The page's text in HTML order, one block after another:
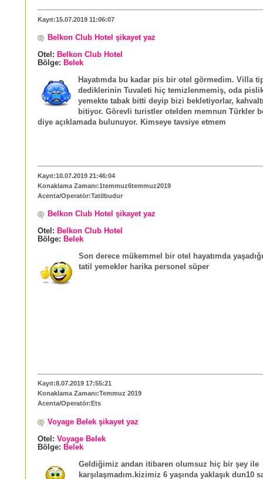
Kayıt:15.07.2019 11:06:07
Belkon Club Hotel şikayet yaz
Otel: Belkon Club Hotel
Bölge: Belek
Hayatımda bu kadar pis bir otel görmedim. Villa
dediklerinin Tuvaleti hiç temizlenmemiş, oda
yemekte tabak bitti deyip bizi bekletiyorlar,
bitiyor. Görevli turistler otelden memnun Türkler
diye açıklamada bulunuyor. Kimseye tavsiye etmem
Kayıt:10.07.2019 21:46:04
Konaklama Zamanı:1temmuz6temmuz2019
Acenta/Operatör:Tatilbudur
Belkon Club Hotel şikayet yaz
Otel: Belkon Club Hotel
Bölge: Belek
Son derece mükemmel bir otel hayatımda
tatil yemekler harika personel süper
Kayıt:8.07.2019 17:55:21
Konaklama Zamanı:Temmuz 2019
Acenta/Operatör:Ets
Voyage Belek şikayet yaz
Otel: Voyage Belek
Bölge: Belek
Geldiğimiz andan itibaren olumsuz hiç bir şey ile
karşılaşmadım.kizimiz 6 yaşında yaklaşık dun10